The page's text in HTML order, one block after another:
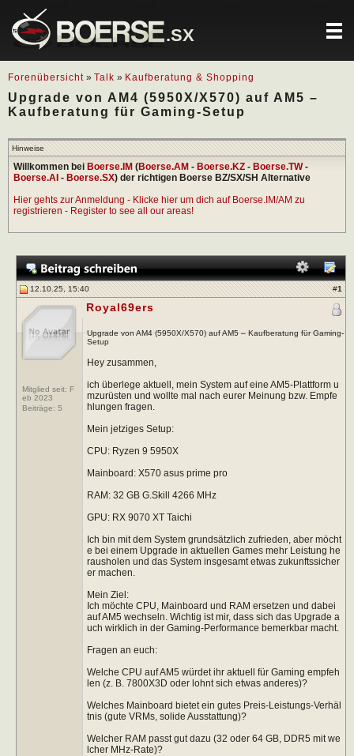
.SX
Forenübersicht » Talk » Kaufberatung & Shopping
Upgrade von AM4 (5950X/X570) auf AM5 –
Kaufberatung für Gaming-Setup
Hinweise
Willkommen bei Boerse.IM (Boerse.AM - Boerse.KZ - Boerse.TW-
Boerse.AI - Boerse.SX) der richtigen Boerse BZ/SX/SH Alternative
Hier gehts zur Anmeldung - Klicke hier um dich auf Boerse.IM/AM zu
registrieren - Register to see all our areas!
12.10.25, 15:40 #1
Mitglied seit: F
eb 2023
Beiträge: 5
Royal69ers
Upgrade von AM4 (5950X/X570) auf AM5 – Kaufberatung für Gaming-
Setup
Hey zusammen,
ich überlege aktuell, mein System auf eine AM5-Plattform u
mzurüsten und wollte mal nach eurer Meinung bzw. Empfe
hlungen fragen.
Mein jetziges Setup:
CPU: Ryzen 9 5950X
Mainboard: X570 asus prime pro
RAM: 32 GB G.Skill 4266 MHz
GPU: RX 9070 XT Taichi
Ich bin mit dem System grundsätzlich zufrieden, aber möcht
e bei einem Upgrade in aktuellen Games mehr Leistung he
rausholen und das System insgesamt etwas zukunftssicher
er machen.
Mein Ziel:
Ich möchte CPU, Mainboard und RAM ersetzen und dabei
auf AM5 wechseln. Wichtig ist mir, dass sich das Upgrade a
uch wirklich in der Gaming-Performance bemerkbar macht.
Fragen an euch:
Welche CPU auf AM5 würdet ihr aktuell für Gaming empfeh
len (z. B. 7800X3D oder lohnt sich etwas anderes)?
Welches Mainboard bietet ein gutes Preis-Leistungs-Verhäl
tnis (gute VRMs, solide Ausstattung)?
Welcher RAM passt gut dazu (32 oder 64 GB, DDR5 mit we
lcher MHz-Rate)?